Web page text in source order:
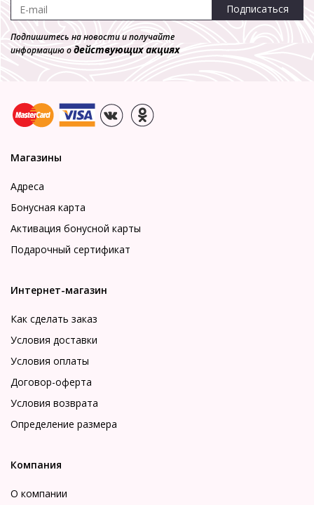
Подписаться
Подпишитесь на новости и получайте
информацию одействующих акциях
Магазины
Адреса
Бонусная карта
Активация бонусной карты
Подарочный сертификат
Интернет-магазин
Как сделать заказ
Условия доставки
Условия оплаты
Договор-оферта
Условия возврата
Определение размера
Компания
О компании